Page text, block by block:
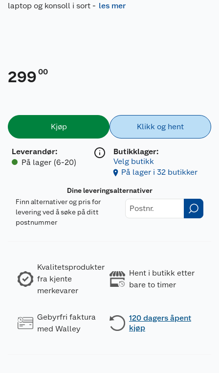
laptop og konsoll i sort - les mer
299 00
Kjøp
Leverandør:
På lager (6-20)
Klikk og hent
Butikklager:
Velg butikk
På lager i 32 butikker
Dine leveringsalternativer
Finn alternativer og pris for
levering ved å søke på ditt
postnummer
Kvalitetsprodukter
fra kjente
merkevarer
Hent i butikk etter
bare to timer
Gebyrfri faktura
med Walley
120 dagers åpent
kjøp